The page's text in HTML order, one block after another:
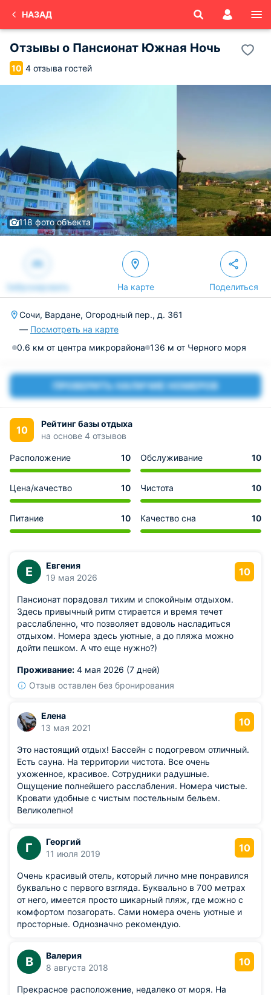
НАЗАД
Отзывы о Пансионат Южная Ночь
10 4 отзыва гостей
118 фото объекта
Забронировать На карте Поделиться
Сочи, Вардане, Огородный пер., д. 361
— Посмотреть на карте
0.6 км от центра микрорайона 136 м от Черного моря
ПРОВЕРИТЬ НАЛИЧИЕ НОМЕРОВ
10
Рейтинг базы отдыха
на основе 4 отзывов
Расположение 10 Обслуживание 10
Цена/качество 10 Чистота 10
Питание 10 Качество сна 10
Е
Евгения
19 мая 2026
10
Пансионат порадовал тихим и спокойным отдыхом.
Здесь привычный ритм стирается и время течет
расслабленно, что позволяет вдоволь насладиться
отдыхом. Номера здесь уютные, а до пляжа можно
дойти пешком. А что еще нужно?)
Проживание: 4 мая 2026 (7 дней)
Отзыв оставлен без бронирования
Елена
13 мая 2021
10
Это настоящий отдых! Бассейн с подогревом отличный.
Есть сауна. На территории чистота. Все очень
ухоженное, красивое. Сотрудники радушные.
Ощущение полнейшего расслабления. Номера чистые.
Кровати удобные с чистым постельным бельем.
Великолепно!
Г
Георгий
11 июля 2019
10
Очень красивый отель, который лично мне понравился
буквально с первого взгляда. Буквально в 700 метрах
от него, имеется просто шикарный пляж, где можно с
комфортом позагорать. Сами номера очень уютные и
просторные. Однозначно рекомендую.
В
Валерия
8 августа 2018
10
Прекрасное расположение, недалеко от моря. На